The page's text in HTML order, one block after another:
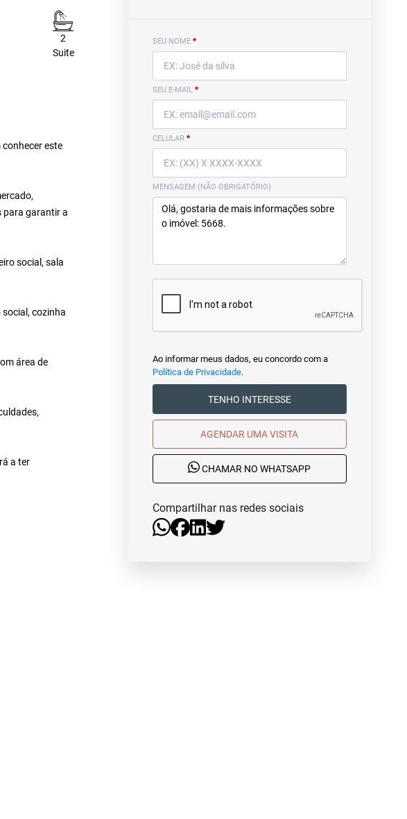
2
Suite
este
para garantir a
social, sala
cozinha
área de
a ter
SEU NOME *
SEU E-MAIL *
CELULAR *
MENSAGEM (NÃO OBRIGATÓRIO)
Ao informar meus dados, eu concordo com a
Política de Privacidade.
TENHO INTERESSE
AGENDAR UMA VISITA
CHAMAR NO WHATSAPP
Compartilhar nas redes sociais